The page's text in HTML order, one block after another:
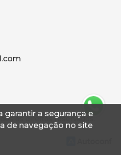
garantir a segurança e
de navegação no site
os direitos reservados.